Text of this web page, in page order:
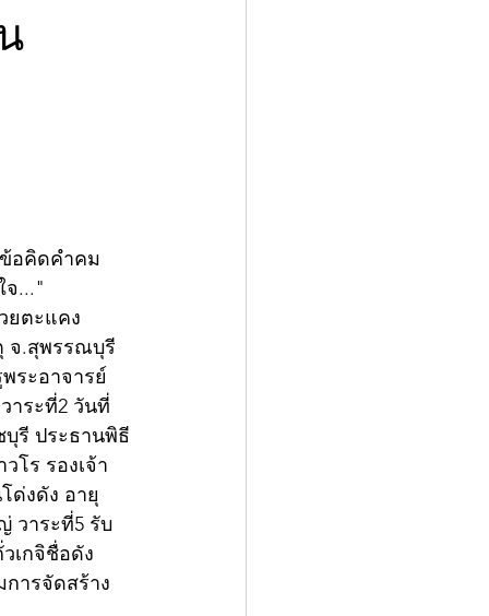
อคิดคำคม
จ..."
ยตะแคง
จ.สุพรรณบุรี
ระอาจารย์
าระที่2 วันที่
บุรี ประธานพิธี
โร รองเจ้า
ด่งดัง อายุ
วาระที่5 รับ
เกจิชื่อดัง
การจัดสร้าง